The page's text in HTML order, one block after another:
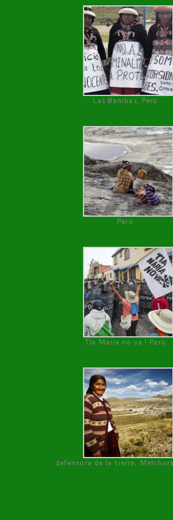
Las Bambas, Perú
Perú
Tía María no va ! Perú
defensora de la tierra,